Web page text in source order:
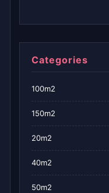
Categories
100m2
150m2
20m2
40m2
50m2